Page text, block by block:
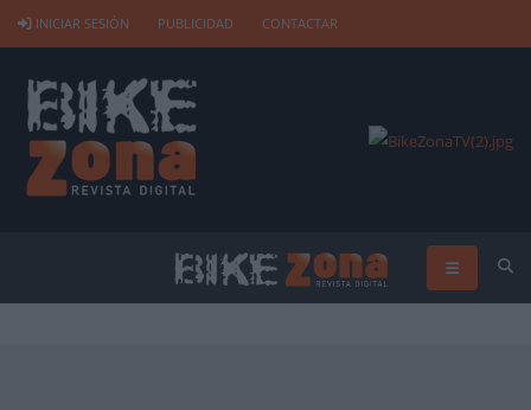
INICIAR SESIÓN PUBLICIDAD CONTACTAR